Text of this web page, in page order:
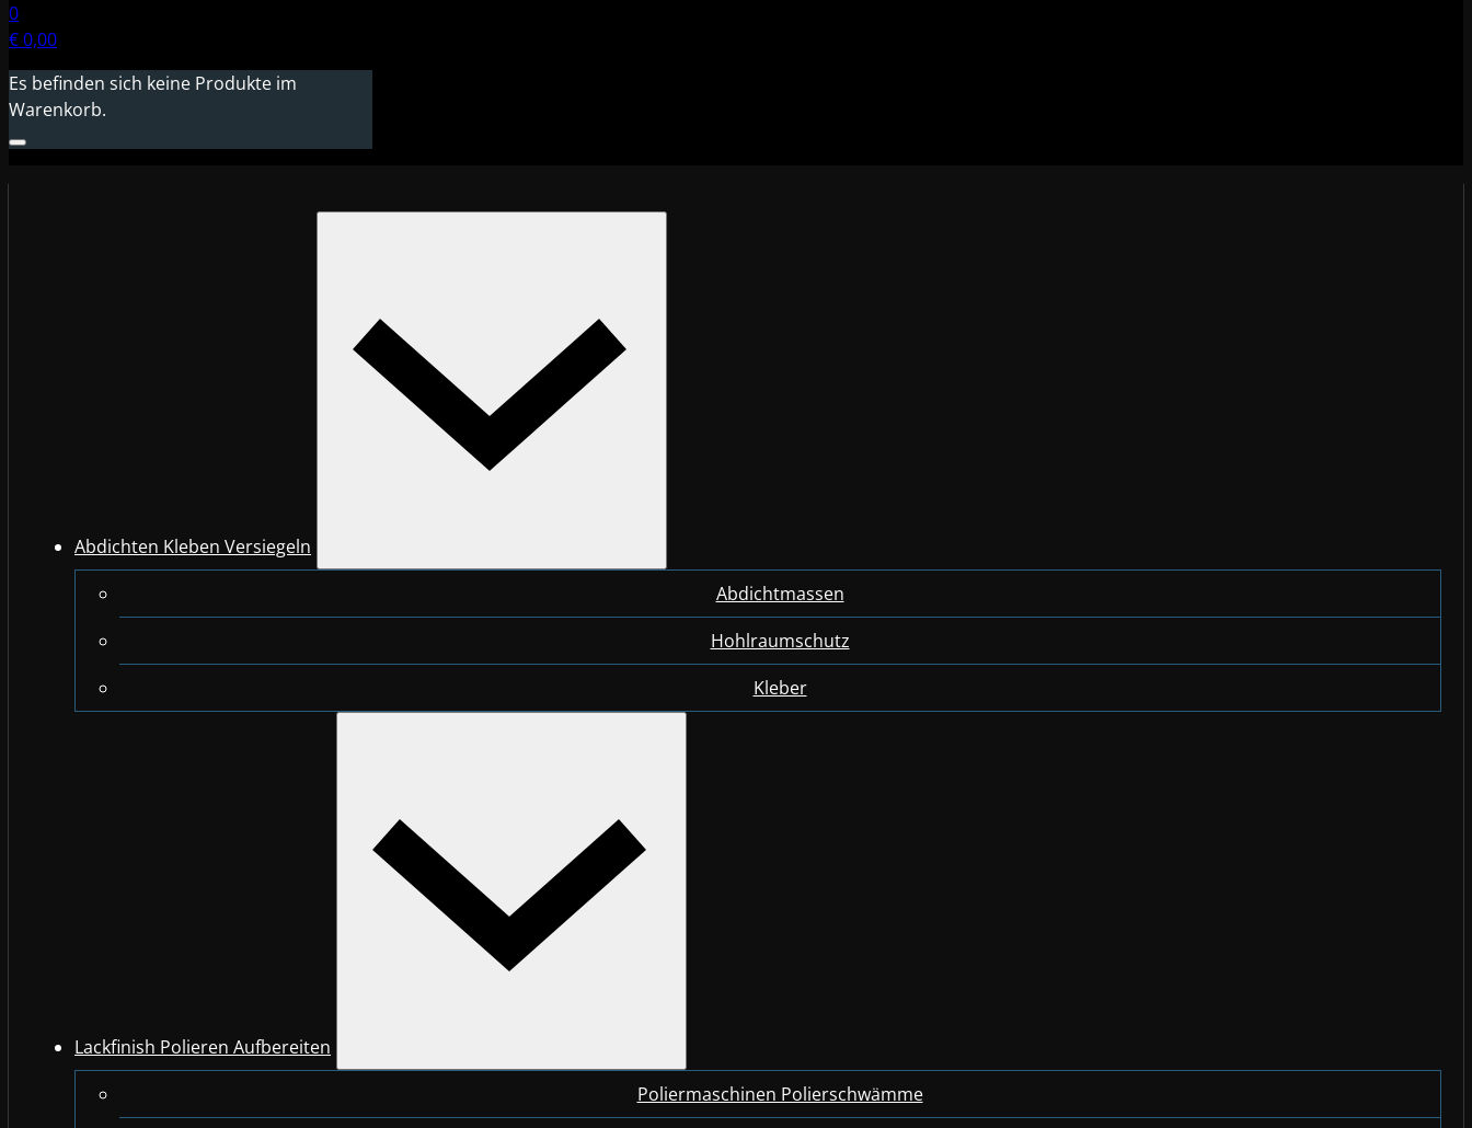
0
€0,00
Es befinden sich keine Produkte im
Warenkorb.
Abdichten Kleben Versiegeln
Abdichtmassen
Hohlraumschutz
Kleber
Lackfinish Polieren Aufbereiten
Poliermaschinen Polierschwämme